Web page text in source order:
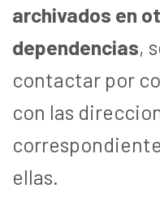
archivados en
dependencias,
contactar por
con las
ellas.